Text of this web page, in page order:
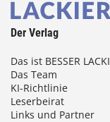
Der Verlag
Das ist BESSER
Das Team
KI-Richtlinie
Leserbeirat
Links und Partner